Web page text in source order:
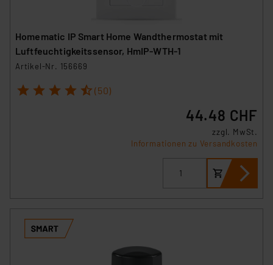
Homematic IP Smart Home Wandthermostat mit
Luftfeuchtigkeitssensor, HmIP-WTH-1
Artikel-Nr. 156669
1 2 3 4 5 (50)
44.48 CHF
zzgl. MwSt.
Informationen zu Versandkosten